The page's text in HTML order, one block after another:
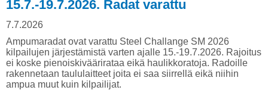
15.7.-19.7.2026. Radat varattu
7.7.2026
Ampumaradat ovat varattu Steel Challange SM 2026
kilpailujen järjestämistä varten ajalle 15.-19.7.2026. Rajoitus
ei koske pienoiskiväärirataa eikä haulikkoratoja. Radoille
rakennetaan taululaitteet joita ei saa siirrellä eikä niihin
ampua muut kuin kilpailijat.